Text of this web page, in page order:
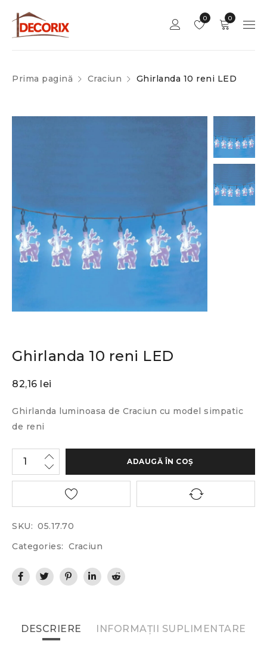
0
0
Prima pagină Craciun Ghirlanda 10 reni LED
Ghirlanda 10 reni LED
82,16 lei
Ghirlanda luminoasa de Craciun cu model simpatic
de reni
ADAUGĂ ÎN COȘ
SKU: 05.17.70
Categories: Craciun
DESCRIERE INFORMAȚII SUPLIMENTARE